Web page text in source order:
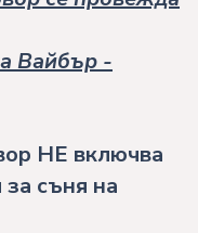
Вайбър -
НЕ включва
за съня на